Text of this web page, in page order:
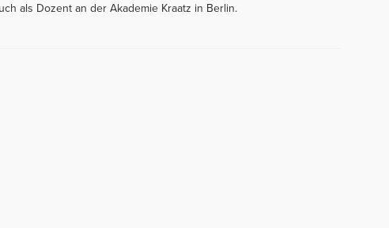
als Dozent an der Akademie Kraatz in Berlin.